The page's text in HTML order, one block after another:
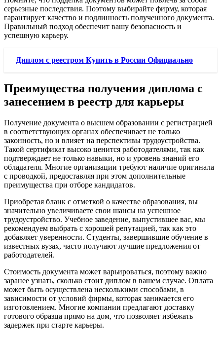
серьезные последствия. Поэтому выбирайте фирму, которая
гарантирует качество и подлинность полученного документа.
Правильный подход обеспечит вашу безопасность и
успешную карьеру.
Диплом с реестром Купить в России Официально
Преимущества получения диплома с
занесением в реестр для карьеры
Получение документа о высшем образовании с регистрацией
в соответствующих органах обеспечивает не только
законность, но и влияет на перспективы трудоустройства.
Такой сертификат высоко ценится работодателями, так как
подтверждает не только навыки, но и уровень знаний его
обладателя. Многие организации требуют наличие оригинала
с проводкой, предоставляя при этом дополнительные
преимущества при отборе кандидатов.
Приобретая бланк с отметкой о качестве образования, вы
значительно увеличиваете свои шансы на успешное
трудоустройство. Учебное заведение, выпустившее вас, мы
рекомендуем выбрать с хорошей репутацией, так как это
добавляет уверенности. Студенты, завершившие обучение в
известных вузах, часто получают лучшие предложения от
работодателей.
Стоимость документа может варьироваться, поэтому важно
заранее узнать, сколько стоит диплом в вашем случае. Оплата
может быть осуществлена несколькими способами, в
зависимости от условий фирмы, которая занимается его
изготовлением. Многие компании предлагают доставку
готового образца прямо на дом, что позволяет избежать
задержек при старте карьеры.